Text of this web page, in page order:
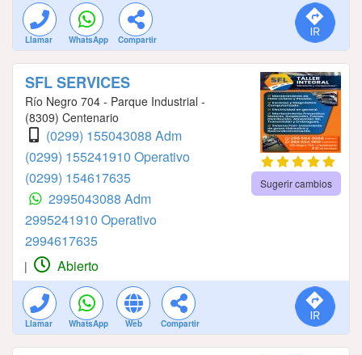
Llamar WhatsApp Compartir
SFL SERVICES
Río Negro 704 - Parque Industrial -
(8309) Centenario
(0299) 155043088 Adm
(0299) 155241910 Operativo
(0299) 154617635
2995043088 Adm
2995241910 Operativo
2994617635
Sugerir cambios
| Abierto
Llamar WhatsApp Web Compartir